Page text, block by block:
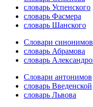
словарь Успенского
словарь Фасмера
словарь Шанского
Словари синонимов
словарь Абрамова
словарь
Словари антонимов
словарь Введенской
словарь Львова